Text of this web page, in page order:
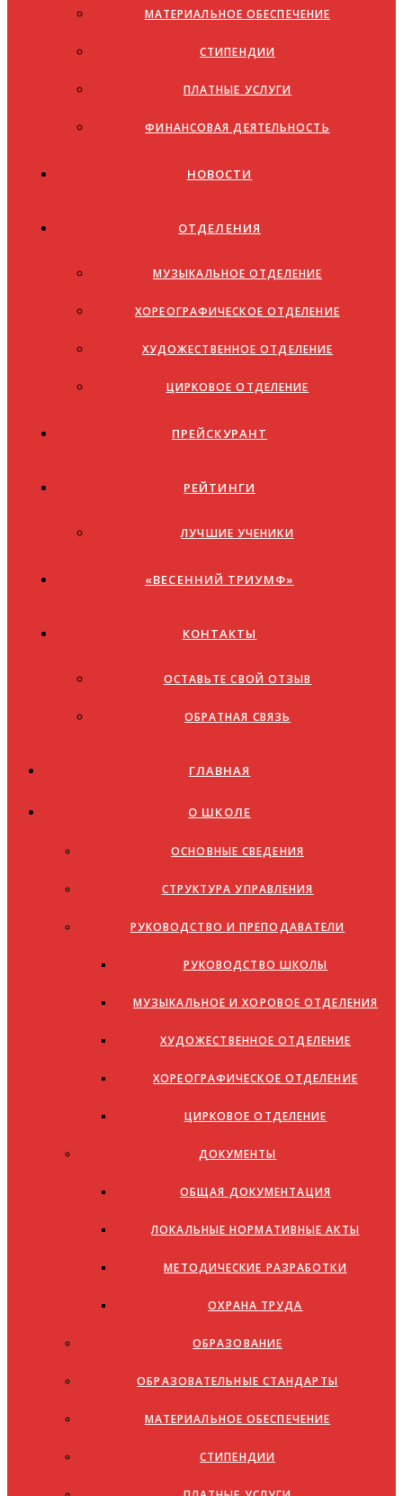
МАТЕРИАЛЬНОЕ ОБЕСПЕЧЕНИЕ
СТИПЕНДИИ
ПЛАТНЫЕ УСЛУГИ
ФИНАНСОВАЯ ДЕЯТЕЛЬНОСТЬ
НОВОСТИ
ОТДЕЛЕНИЯ
МУЗЫКАЛЬНОЕ ОТДЕЛЕНИЕ
ХОРЕОГРАФИЧЕСКОЕ ОТДЕЛЕНИЕ
ХУДОЖЕСТВЕННОЕ ОТДЕЛЕНИЕ
ЦИРКОВОЕ ОТДЕЛЕНИЕ
ПРЕЙСКУРАНТ
РЕЙТИНГИ
ЛУЧШИЕ УЧЕНИКИ
«ВЕСЕННИЙ ТРИУМФ»
КОНТАКТЫ
ОСТАВЬТЕ СВОЙ ОТЗЫВ
ОБРАТНАЯ СВЯЗЬ
ГЛАВНАЯ
О ШКОЛЕ
ОСНОВНЫЕ СВЕДЕНИЯ
СТРУКТУРА УПРАВЛЕНИЯ
РУКОВОДСТВО И ПРЕПОДАВАТЕЛИ
РУКОВОДСТВО ШКОЛЫ
МУЗЫКАЛЬНОЕ И ХОРОВОЕ ОТДЕЛЕНИЯ
ХУДОЖЕСТВЕННОЕ ОТДЕЛЕНИЕ
ХОРЕОГРАФИЧЕСКОЕ ОТДЕЛЕНИЕ
ЦИРКОВОЕ ОТДЕЛЕНИЕ
ДОКУМЕНТЫ
ОБЩАЯ ДОКУМЕНТАЦИЯ
ЛОКАЛЬНЫЕ НОРМАТИВНЫЕ АКТЫ
МЕТОДИЧЕСКИЕ РАЗРАБОТКИ
ОХРАНА ТРУДА
ОБРАЗОВАНИЕ
ОБРАЗОВАТЕЛЬНЫЕ СТАНДАРТЫ
МАТЕРИАЛЬНОЕ ОБЕСПЕЧЕНИЕ
СТИПЕНДИИ